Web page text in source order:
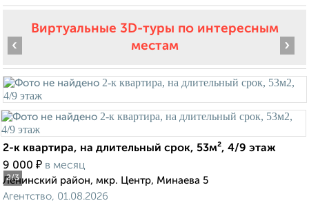
Виртуальные 3D-туры по интересным
местам
2/3
‹ ›
2-к квартира, на длительный срок, 53м², 4/9 этаж
9 000 ₽ в месяц
Ленинский район, мкр. Центр, Минаева 5
Агентство, 01.08.2026